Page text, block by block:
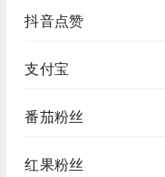
抖音点赞
支付宝
番茄粉丝
红果粉丝